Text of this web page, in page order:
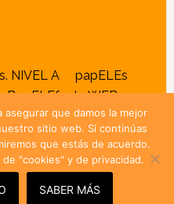
NIVEL A
papELEs
B ELEfante WEB
1885-2211 ·Política de
asegurar que damos la mejor
sitio web. Si continúas
que estás de acuerdo.
"cookies" y de privacidad.
SABER MÁS